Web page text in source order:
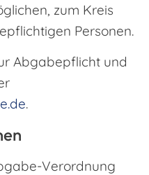
zum Kreis
Personen.
Abgabepflicht und
.
Verordnung